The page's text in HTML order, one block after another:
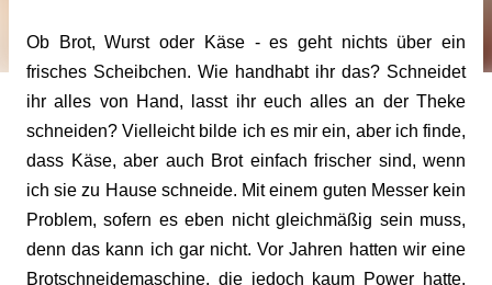
Ob Brot, Wurst oder Käse - es geht nichts über ein
frisches Scheibchen. Wie handhabt ihr das? Schneidet
ihr alles von Hand, lasst ihr euch alles an der Theke
schneiden? Vielleicht bilde ich es mir ein, aber ich finde,
dass Käse, aber auch Brot einfach frischer sind, wenn
ich sie zu Hause schneide. Mit einem guten Messer kein
Problem, sofern es eben nicht gleichmäßig sein muss,
denn das kann ich gar nicht. Vor Jahren hatten wir eine
Brotschneidemaschine, die jedoch kaum Power hatte.